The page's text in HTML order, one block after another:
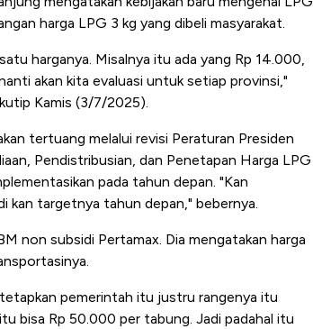
harga LPG 3 kg yang dibeli masyarakat.
harganya. Misalnya itu ada yang Rp 14.000,
akan kita evaluasi untuk setiap provinsi,"
Kamis (3/7/2025).
tertuang melalui revisi Peraturan Presiden
Pendistribusian, dan Penetapan Harga LPG
pada tahun depan. "Kan
kan targetnya tahun depan," bebernya.
non subsidi Pertamax. Dia mengatakan harga
pemerintah itu justru rangenya itu
bisa Rp 50.000 per tabung. Jadi padahal itu